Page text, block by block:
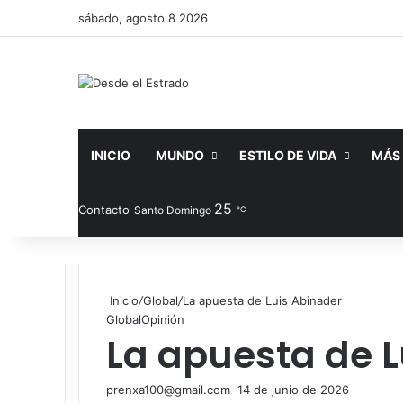
sábado, agosto 8 2026
INICIO MUNDO ESTILO DE VIDA MÁS
Contacto Santo Domingo 25 ℃
Inicio/Global/La apuesta de Luis Abinader
GlobalOpinión
La apuesta de
prenxa100@gmail.com Send
14 de junio de 2026